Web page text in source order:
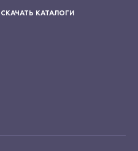
СКАЧАТЬ КАТАЛОГИ